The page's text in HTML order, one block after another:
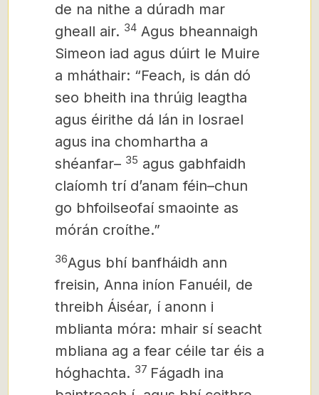
de na nithe a dúradh mar
gheall air. 34 Agus bheannaigh
Simeon iad agus dúirt le Muire
a mháthair: “Feach, is dán dó
seo bheith ina thrúig leagtha
agus éirithe dá lán in Iosrael
agus ina chomhartha a
shéanfar– 35 agus gabhfaidh
claíomh trí dʼanam féin–chun
go bhfoilseofaí smaointe as
mórán croíthe.”
36Agus bhí banfháidh ann
freisin, Anna iníon Fanuéil, de
threibh Áiséar, í anonn i
mblianta móra: mhair sí seacht
mbliana ag a fear céile tar éis a
hóghachta. 37 Fágadh ina